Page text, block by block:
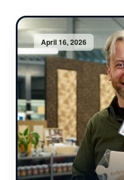
April 16, 2026